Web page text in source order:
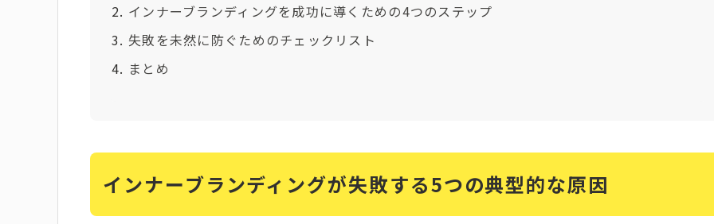
インナーブランディングを成功に導くための4つのステップ
失敗を未然に防ぐためのチェックリスト
まとめ
インナーブランディングが失敗する5つの典型的な原因